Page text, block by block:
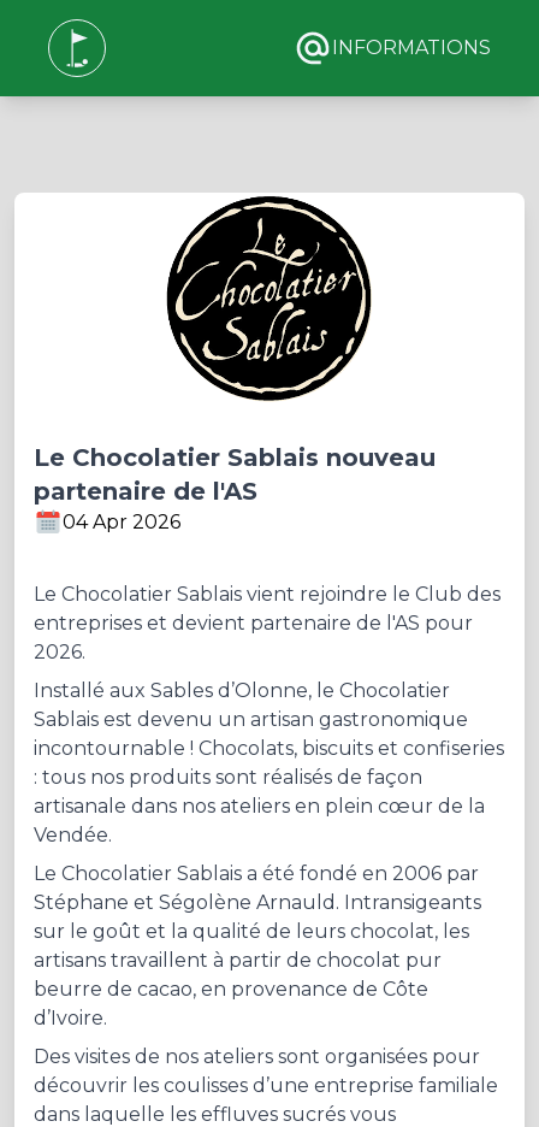
INFORMATIONS
Le Chocolatier Sablais nouveau
partenaire de l'AS
04 Apr 2026
Le Chocolatier Sablais vient rejoindre le Club des
entreprises et devient partenaire de l'AS pour
2026.
Installé aux Sables d’Olonne, le Chocolatier
Sablais est devenu un artisan gastronomique
incontournable ! Chocolats, biscuits et confiseries
: tous nos produits sont réalisés de façon
artisanale dans nos ateliers en plein cœur de la
Vendée.
Le Chocolatier Sablais a été fondé en 2006 par
Stéphane et Ségolène Arnauld. Intransigeants
sur le goût et la qualité de leurs chocolat, les
artisans travaillent à partir de chocolat pur
beurre de cacao, en provenance de Côte
d’Ivoire.
Des visites de nos ateliers sont organisées pour
découvrir les coulisses d’une entreprise familiale
dans laquelle les effluves sucrés vous